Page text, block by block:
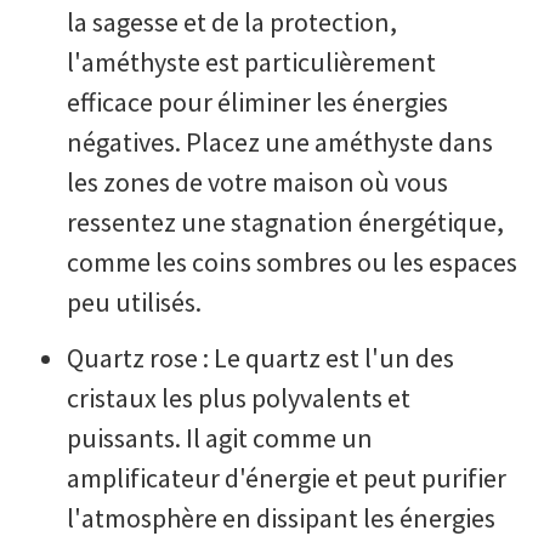
la sagesse et de la protection,
l'améthyste est particulièrement
efficace pour éliminer les énergies
négatives. Placez une améthyste dans
les zones de votre maison où vous
ressentez une stagnation énergétique,
comme les coins sombres ou les espaces
peu utilisés.
Quartz rose : Le quartz est l'un des
cristaux les plus polyvalents et
puissants. Il agit comme un
amplificateur d'énergie et peut purifier
l'atmosphère en dissipant les énergies